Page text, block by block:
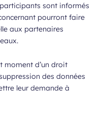
sont informés
pourront faire
aux partenaires
moment d’un droit
des données
leur demande à